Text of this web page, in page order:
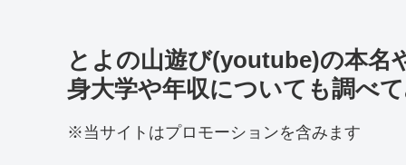
とよの山遊び(youtube)の本名
身大学や年収についても調べ
※当サイトはプロモーションを含みます